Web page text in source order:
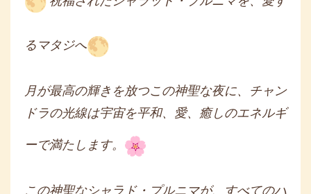
るマタジへ
月が最高の輝きを放つこの神聖な夜に、 チャン
ドラの光線は宇宙を平和、愛、 癒しのエネルギ
ーで満たします。
この神聖なシャラド・プルニマが、
すべてのハ